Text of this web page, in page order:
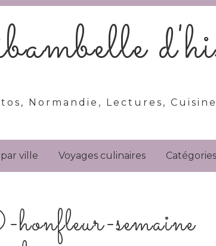
Normandie, Lectures, Cuisine
ville Voyages culinaires Catégories
semaine